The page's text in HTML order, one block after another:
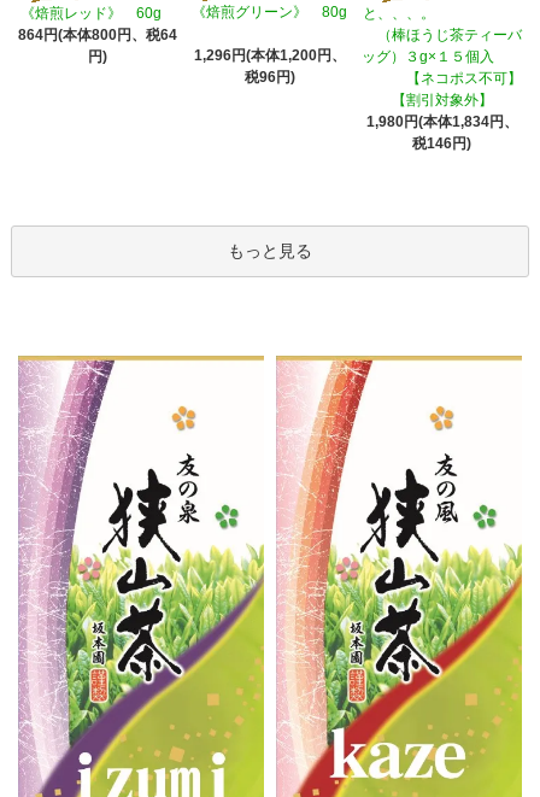
《焙煎レッド》 60g
864円(本体800円、税64
円)
《焙煎グリーン》 80g
1,296円(本体1,200円、
税96円)
と、、、。
（棒ほうじ茶ティーバ
ッグ）３g×１５個入
【ネコポス不可】
【割引対象外】
1,980円(本体1,834円、
税146円)
もっと見る